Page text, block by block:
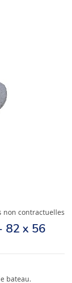
non contractuelles
82 x 56
bateau.